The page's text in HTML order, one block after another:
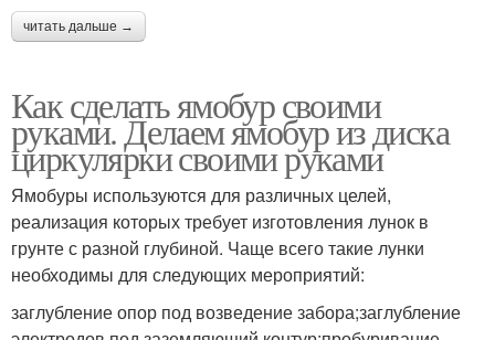
читать дальше →
Как сделать ямобур своими
руками. Делаем ямобур из диска
циркулярки своими руками
Ямобуры используются для различных целей,
реализация которых требует изготовления лунок в
грунте с разной глубиной. Чаще всего такие лунки
необходимы для следующих мероприятий:
заглубление опор под возведение забора;заглубление